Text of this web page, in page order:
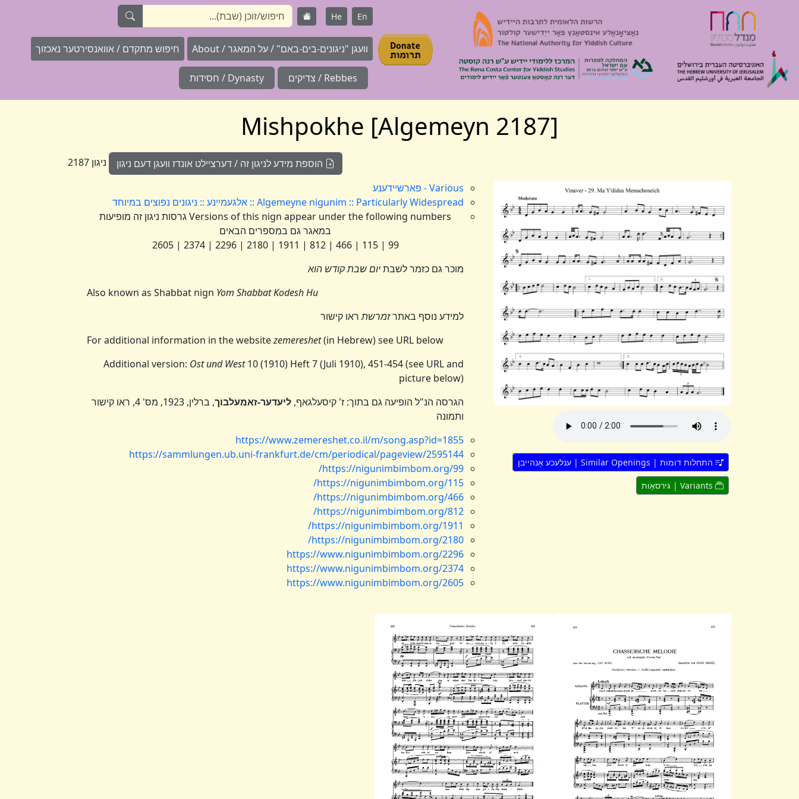
En
He
וועגן "ניגונים-בים-באם" / על המאגר / About חיפוש מתקדם / אוואנסירטער נאכזוך
Rebbes / צדיקים Dynasty / חסידות
[Algemeyn 2187] Mishpokhe
הוספת מידע לניגון זה / דערציילט אונדז וועגן דעם ניגון ניגון 2187
התחלות דומות | Similar Openings | ענלעכע אָנהייבן
Various - פארשיידענע
Algemeyne nigunim :: Particularly Widespread :: אלגעמיינע :: ניגונים נפוצים במיוחד
Versions of this nign appear under the following numbers גרסות ניגון זה מופיעות
במאגר גם במספרים הבאים
99 | 115 | 466 | 812 | 1911 | 2180 | 2296 | 2374 | 2605
מוכר גם כזמר לשבתיום שבת קודש הוא
Also known as Shabbat nign Yom Shabbat Kodesh Hu
למידע נוסף באתרזמרשתראו קישור
For additional information in the websitezemereshet(in Hebrew) see URL below
Additional version: Ost und West10 (1910) Heft 7 (Juli 1910), 451-454 (see URL and
picture below)
הגרסה הנ"ל הופיעה גם בתוך: ז' קיסעלגאף, ליעדער-זאמעלבוך
, ברלין, 1923, מס' 4, ראו קישור
ותמונה
https://www.zemereshet.co.il/m/song.asp?id=1855
https://sammlungen.ub.uni-frankfurt.de/cm/periodical/pageview/2595144
https://nigunimbimbom.org/99/
https://nigunimbimbom.org/115/
https://nigunimbimbom.org/466/
https://nigunimbimbom.org/812/
https://nigunimbimbom.org/1911/
https://nigunimbimbom.org/2180/
https://www.nigunimbimbom.org/2296
https://www.nigunimbimbom.org/2374
https://www.nigunimbimbom.org/2605